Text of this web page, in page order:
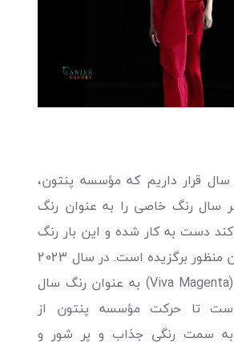
سال قرار داریم که مؤسسه پنتون،
سال رنگ خاصی را به عنوان رنگ
دست به کار شده و این بار رنگ
متفاوتی را به این منظور برگزیده است. در سال 2023
رنگ ویوا مجنتا (Viva Magenta) به عنوان رنگ سال
تا حرکت مؤسسه پنتون از
سمت رنگی جذاب و پر شور و